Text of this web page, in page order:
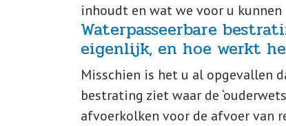
inhoudt en wat we voor u kunnen
Waterpasseerbare
eigenlijk, en hoe werkt
Misschien is het u al opgevallen
bestrating ziet waar de
afvoerkolken voor de afvoer van